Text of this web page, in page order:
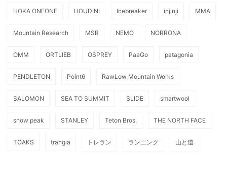
HOKA ONEONE HOUDINI Icebreaker injinji MMA
Mountain Research MSR NEMO NORRONA
OMM ORTLIEB OSPREY PaaGo patagonia
PENDLETON Point6 RawLow Mountain Works
SALOMON SEA TO SUMMIT SLIDE smartwool
snow peak STANLEY Teton Bros. THE NORTH FACE
TOAKS trangia トレラン ランニング 山と道